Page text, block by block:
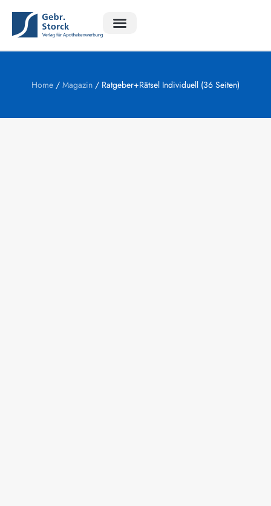
Home / Magazin / Ratgeber+Rätsel Individuell (36 Seiten)